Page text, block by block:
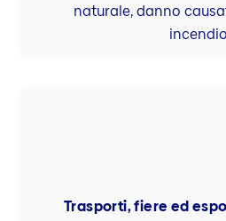
naturale, danno
incendio
Trasporti, fiere ed